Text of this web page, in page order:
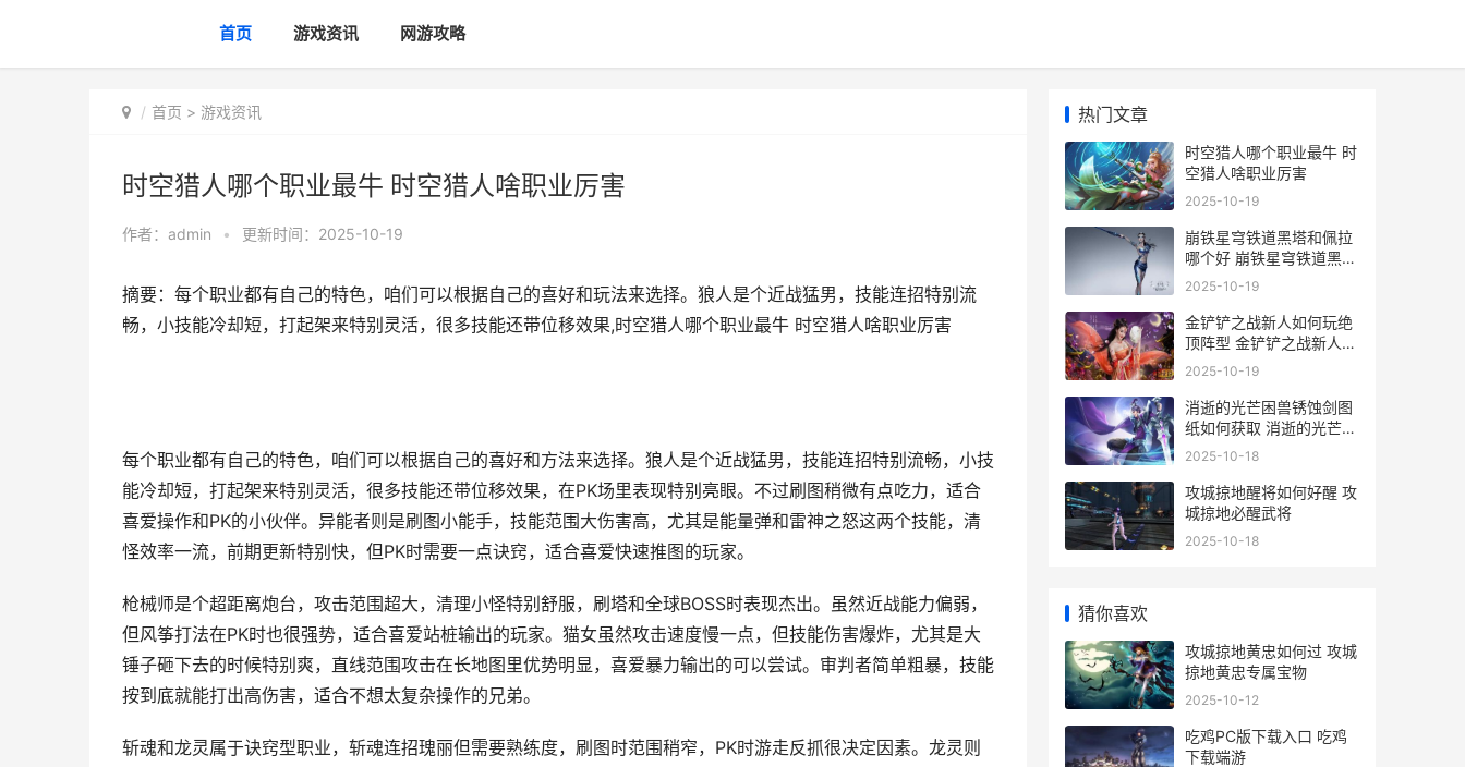
首页 游戏资讯 网游攻略
首页 > 游戏资讯
时空猎人哪个职业最牛 时空猎人啥职业厉害
作者： admin • 更新时间：2025-10-19
摘要：每个职业都有自己的特色，咱们可以根据自己的喜好和玩法来选择。狼人是个近战猛男，技能连招特别流
畅，小技能冷却短，打起架来特别灵活，很多技能还带位移效果,时空猎人哪个职业最牛 时空猎人啥职业厉害
每个职业都有自己的特色，咱们可以根据自己的喜好和方法来选择。狼人是个近战猛男，技能连招特别流畅，小技
能冷却短，打起架来特别灵活，很多技能还带位移效果，在PK场里表现特别亮眼。不过刷图稍微有点吃力，适合
喜爱操作和PK的小伙伴。异能者则是刷图小能手，技能范围大伤害高，尤其是能量弹和雷神之怒这两个技能，清
怪效率一流，前期更新特别快，但PK时需要一点诀窍，适合喜爱快速推图的玩家。
枪械师是个超距离炮台，攻击范围超大，清理小怪特别舒服，刷塔和全球BOSS时表现杰出。虽然近战能力偏弱，
但风筝打法在PK时也很强势，适合喜爱站桩输出的玩家。猫女虽然攻击速度慢一点，但技能伤害爆炸，尤其是大
锤子砸下去的时候特别爽，直线范围攻击在长地图里优势明显，喜爱暴力输出的可以尝试。审判者简单粗暴，技能
按到底就能打出高伤害，适合不想太复杂操作的兄弟。
斩魂和龙灵属于诀窍型职业，斩魂连招瑰丽但需要熟练度，刷图时范围稍窄，PK时游走反抓很决定因素。龙灵则
热门文章
时空猎人哪个职业最牛 时
空猎人啥职业厉害
2025-10-19
崩铁星穹铁道黑塔和佩拉
哪个好 崩铁星穹铁道黑天
鹅战败手办
2025-10-19
金铲铲之战新人如何玩绝
顶阵型 金铲铲之战新人入
队海克斯
2025-10-19
消逝的光芒困兽锈蚀剑图
纸如何获取 消逝的光芒困
兽露西杀不杀
2025-10-18
攻城掠地醒将如何好醒 攻
城掠地必醒武将
2025-10-18
猜你喜欢
攻城掠地黄忠如何过 攻城
掠地黄忠专属宝物
2025-10-12
吃鸡PC版下载入口 吃鸡
下载端游